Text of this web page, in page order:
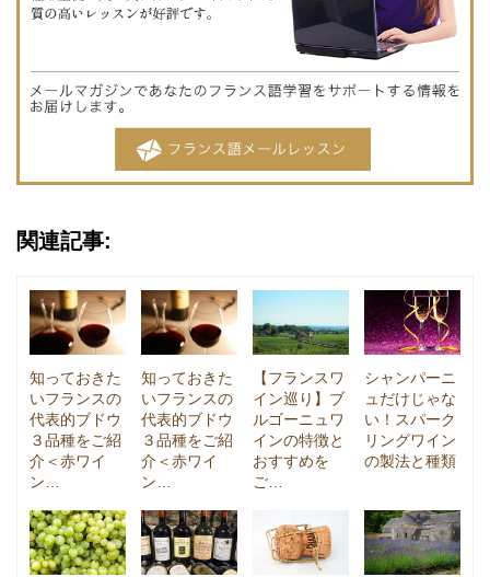
関連記事:
知っておきた
いフランスの
代表的ブドウ
３品種をご紹
介＜赤ワイ
ン…
知っておきた
いフランスの
代表的ブドウ
３品種をご紹
介＜赤ワイ
ン…
【フランスワ
イン巡り】ブ
ルゴーニュワ
インの特徴と
おすすめを
ご…
シャンパーニ
ュだけじゃな
い！スパーク
リングワイン
の製法と種類